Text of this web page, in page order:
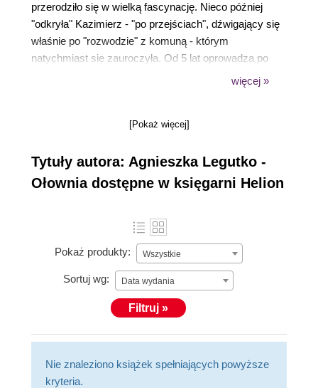
przerodziło się w wielką fascynację. Nieco później
"odkryła" Kazimierz - "po przejściach", dźwigający się
właśnie po "rozwodzie" z komuną - którym
natychmiast się zauroczyła. Od 5 lat oprowadza po
nim przybywających tu zagranicznych gości, głównie
przez życie. Od kilku lat bierze aktywny udział w
jak w 2003 r., jako przewodnik po getcie w ostatni dzień
festiwalu), uczy się jidysz (w swej pracy magisterskiej
porównała oryginał opowiadania I.B. Singera Ostatni
obecnie pragnie pogłębić swą wiedzę na temat kultury,
historii i literatury żydowskiej na studiach
więcej »
[Pokaż więcej]
Tytuły autora: Agnieszka Legutko -
Ołownia dostępne w księgarni Helion
Pokaż produkty: Wszystkie
Sortuj wg: Data wydania
Filtruj »
Nie znaleziono książek spełniających powyższe
kryteria.